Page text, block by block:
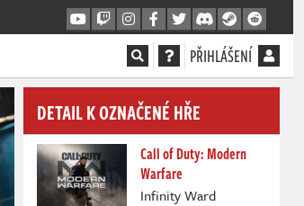
PŘIHLÁŠENÍ
DETAIL K OZNAČENÉ HŘE
Call of Duty: Modern
Warfare
Infinity Ward